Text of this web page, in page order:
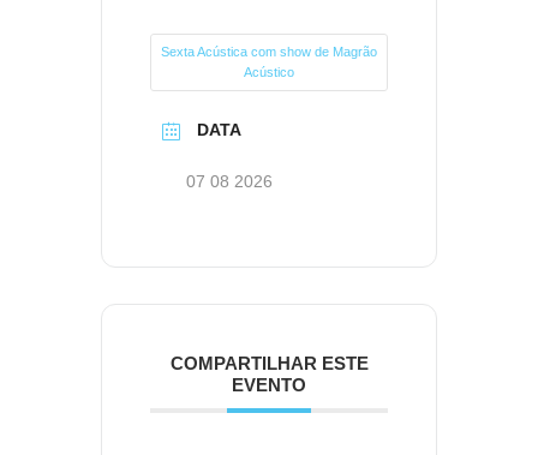
Sexta Acústica com show de Magrão
Acústico
DATA
07 08 2026
COMPARTILHAR ESTE
EVENTO